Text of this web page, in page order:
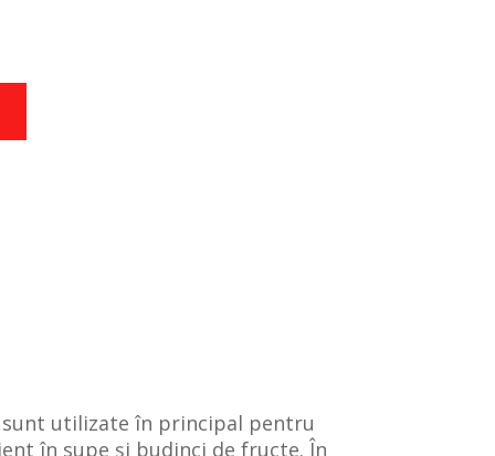
sunt utilizate în principal pentru
în supe și budinci de fructe. În